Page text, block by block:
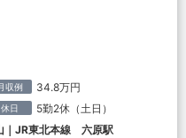
収例 34.8万円
休日 5勤2休（土日）
｜JR東北本線 六原駅